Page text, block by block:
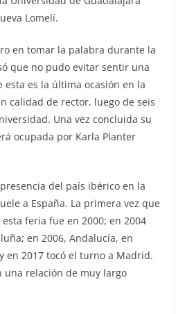
Lomelí.
en tomar la palabra durante la
que no pudo evitar sentir una
es la última ocasión en la
calidad de rector, luego de seis
Una vez concluida su
ocupada por Karla Planter
del país ibérico en la
a España. La primera vez que
feria fue en 2000; en 2004
en 2006, Andalucía, en
en 2017 tocó el turno a Madrid.
una relación de muy largo